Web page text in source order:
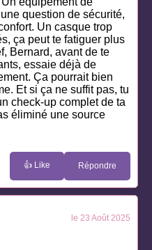
question de sécurité,
Un casque trop
ça peut te fatiguer plus
Bernard, avant de te
essaie déjà de
Ça pourrait bien
Et si ça ne suffit pas, tu
check-up complet de ta
éliminé une source
👍 Like Répondre
le 23 Août 2025